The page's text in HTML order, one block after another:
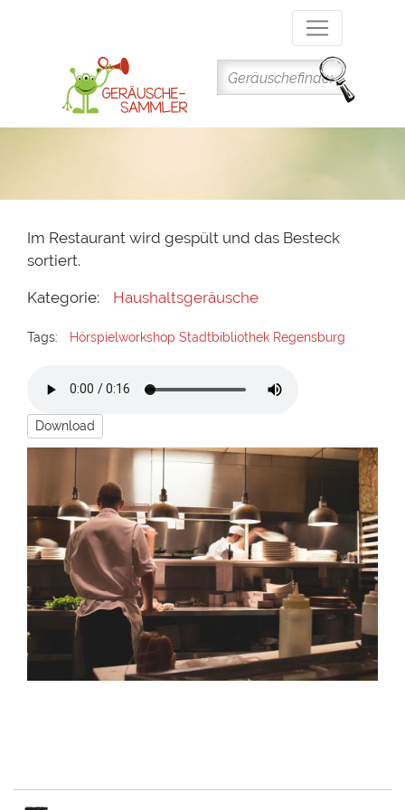
Inhalt
Im Restaurant wird gespült und das Besteck
sortiert.
Kategorie: Haushaltsgeräusche
Tags: Hörspielworkshop Stadtbibliothek Regensburg
Download